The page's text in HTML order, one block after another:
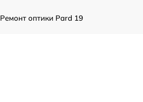
Ремонт оптики Pard 19